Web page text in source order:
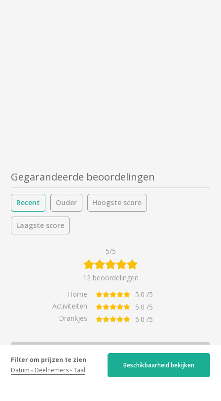
Filter om prijzen te zien
Datum Deelnemers Taal
Beschikbaarheid bekijken
Gegarandeerde beoordelingen
Recent Ouder Hoogste score
Laagste score
5/5
12 beoordelingen
Home :
5.0 /5
Activiteiten :
5.0 /5
Drankjes :
5.0 /5
Allemaal
Tweedehands